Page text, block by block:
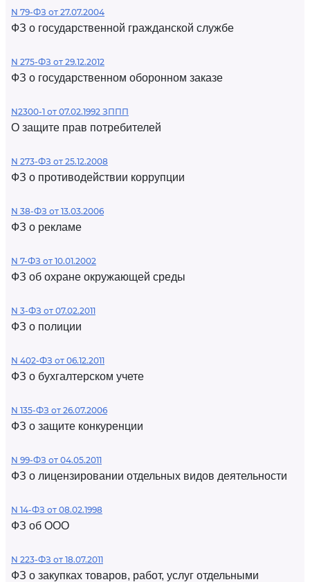
N 79-ФЗ от 27.07.2004
ФЗ о государственной гражданской службе
N 275-ФЗ от 29.12.2012
ФЗ о государственном оборонном заказе
N2300-1 от 07.02.1992 ЗППП
О защите прав потребителей
N 273-ФЗ от 25.12.2008
ФЗ о противодействии коррупции
N 38-ФЗ от 13.03.2006
ФЗ о рекламе
N 7-ФЗ от 10.01.2002
ФЗ об охране окружающей среды
N 3-ФЗ от 07.02.2011
ФЗ о полиции
N 402-ФЗ от 06.12.2011
ФЗ о бухгалтерском учете
N 135-ФЗ от 26.07.2006
ФЗ о защите конкуренции
N 99-ФЗ от 04.05.2011
ФЗ о лицензировании отдельных видов деятельности
N 14-ФЗ от 08.02.1998
ФЗ об ООО
N 223-ФЗ от 18.07.2011
ФЗ о закупках товаров, работ, услуг отдельными